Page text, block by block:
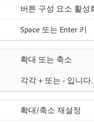
버튼 구성 요소 활성
Space 또는 Enter 키
확대 또는 축소
각각 + 또는 - 입니다.
확대/축소 재설정